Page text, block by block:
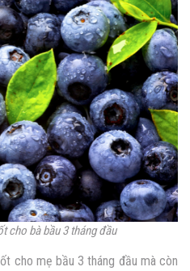
cho bà bầu 3 tháng đầu
cho mẹ bầu 3 tháng đầu mà còn